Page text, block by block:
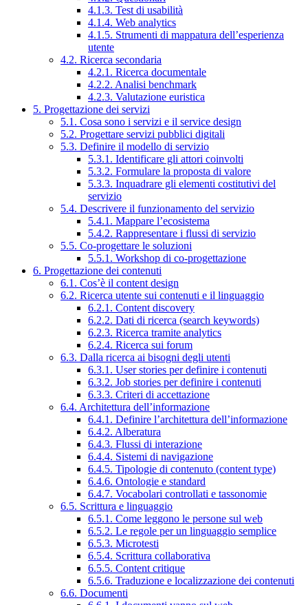
4.1.3. Test di usabilità
4.1.4. Web analytics
4.1.5. Strumenti di mappatura dell’esperienza
utente
4.2. Ricerca secondaria
4.2.1. Ricerca documentale
4.2.2. Analisi benchmark
4.2.3. Valutazione euristica
5. Progettazione dei servizi
5.1. Cosa sono i servizi e il service design
5.2. Progettare servizi pubblici digitali
5.3. Definire il modello di servizio
5.3.1. Identificare gli attori coinvolti
5.3.2. Formulare la proposta di valore
5.3.3. Inquadrare gli elementi costitutivi del
servizio
5.4. Descrivere il funzionamento del servizio
5.4.1. Mappare l’ecosistema
5.4.2. Rappresentare i flussi di servizio
5.5. Co-progettare le soluzioni
5.5.1. Workshop di co-progettazione
6. Progettazione dei contenuti
6.1. Cos’è il content design
6.2. Ricerca utente sui contenuti e il linguaggio
6.2.1. Content discovery
6.2.2. Dati di ricerca (search keywords)
6.2.3. Ricerca tramite analytics
6.2.4. Ricerca sui forum
6.3. Dalla ricerca ai bisogni degli utenti
6.3.1. User stories per definire i contenuti
6.3.2. Job stories per definire i contenuti
6.3.3. Criteri di accettazione
6.4. Architettura dell’informazione
6.4.1. Definire l’architettura dell’informazione
6.4.2. Alberatura
6.4.3. Flussi di interazione
6.4.4. Sistemi di navigazione
6.4.5. Tipologie di contenuto (content type)
6.4.6. Ontologie e standard
6.4.7. Vocabolari controllati e tassonomie
6.5. Scrittura e linguaggio
6.5.1. Come leggono le persone sul web
6.5.2. Le regole per un linguaggio semplice
6.5.3. Microtesti
6.5.4. Scrittura collaborativa
6.5.5. Content critique
6.5.6. Traduzione e localizzazione dei contenuti
6.6. Documenti